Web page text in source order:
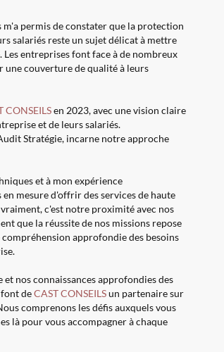
permis de constater que la protection
salariés reste un sujet délicat à mettre
entreprises font face à de nombreux
une couverture de qualité à leurs
CONSEILSen 2023, avec une vision claire
et de leurs salariés.
Stratégie, incarne notre approche
et à mon expérience
mesure d'offrir des services de haute
c'est notre proximité avec nos
que la réussite de nos missions repose
approfondie des besoins
nos connaissances approfondies des
deCAST CONSEILSun partenaire sur
comprenons les défis auxquels vous
là pour vous accompagner à chaque